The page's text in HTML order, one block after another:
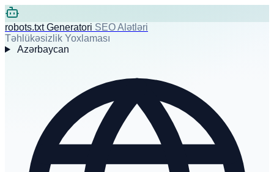
robots.txt Generatori SEO Alətləri
Təhlükəsizlik Yoxlaması
Azərbaycan